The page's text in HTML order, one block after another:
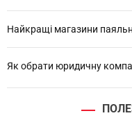
Найкращі магазини
Як обрати юридичну